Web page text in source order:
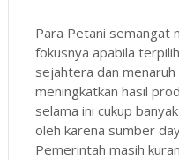
Para Petani semangat
fokusnya apabila
sejahtera dan
meningkatkan hasil
selama ini cukup
oleh karena sumber
Pemerintah masih